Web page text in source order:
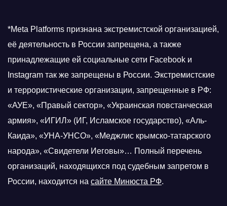
*Meta Platforms признана экстремистской организацией,
её деятельность в России запрещена, а также
принадлежащие ей социальные сети Facebook и
Instagram так же запрещены в России. Экстремистские
и террористические организации, запрещенные в РФ:
«АУЕ», «Правый сектор», «Украинская повстанческая
армия», «ИГИЛ» (ИГ, Исламское государство), «Аль-
Каида», «УНА-УНСО», «Меджлис крымско-татарского
народа», «Свидетели Иеговы»… Полный перечень
организаций, находящихся под судебным запретом в
России, находится на сайте Минюста РФ.